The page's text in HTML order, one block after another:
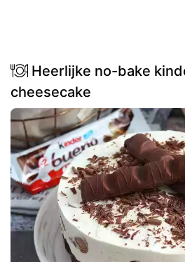
Heerlijke no-bake
cheesecake